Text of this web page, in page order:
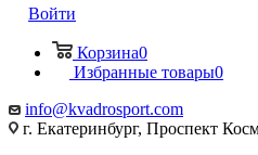
Войти
Корзина0
Избранные товары0
info@kvadrosport.com
г. Екатеринбург, Проспект